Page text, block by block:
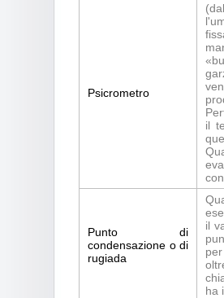
Psicrometro
il
Punto di
condensazione o di
rugiada
il
ha